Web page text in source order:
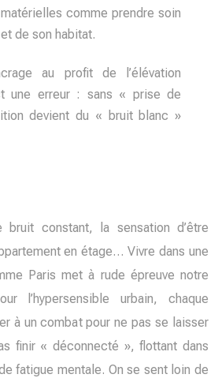
comme prendre soin
de son habitat.
au profit de l’élévation
une erreur : sans « prise de
devient du « bruit blanc »
constant, la sensation d’être
en étage… Vivre dans une
Paris met à rude épreuve notre
l’hypersensible urbain, chaque
à un combat pour ne pas se laisser
finir « déconnecté », flottant dans
fatigue mentale. On se sent loin de